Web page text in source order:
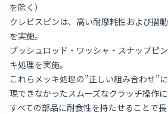
を除く）
クレビスピンは、高い耐摩耗性および摺
を実施。
プッシュロッド・ワッシャ・スナップピ
キ処理を実施。
これらメッキ処理の”正しい組み合わせ”
現できなかったスムーズなクラッチ操作に
すべての部品に耐食性を持たせることで